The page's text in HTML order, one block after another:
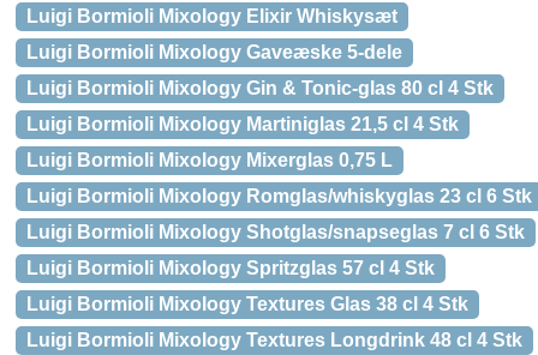
Luigi Bormioli Mixology Elixir Whiskysæt
Luigi Bormioli Mixology Gaveæske 5-dele
Luigi Bormioli Mixology Gin & Tonic-glas 80 cl 4 Stk
Luigi Bormioli Mixology Martiniglas 21,5 cl 4 Stk
Luigi Bormioli Mixology Mixerglas 0,75 L
Luigi Bormioli Mixology Romglas/whiskyglas 23 cl 6 Stk
Luigi Bormioli Mixology Shotglas/snapseglas 7 cl 6 Stk
Luigi Bormioli Mixology Spritzglas 57 cl 4 Stk
Luigi Bormioli Mixology Textures Glas 38 cl 4 Stk
Luigi Bormioli Mixology Textures Longdrink 48 cl 4 Stk